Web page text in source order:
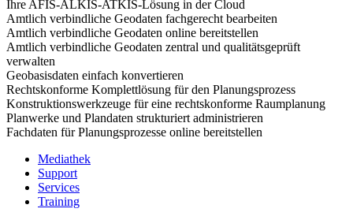
Ihre AFIS-ALKIS-ATKIS-Lösung in der Cloud
Amtlich verbindliche Geodaten fachgerecht bearbeiten
Amtlich verbindliche Geodaten online bereitstellen
Amtlich verbindliche Geodaten zentral und qualitätsgeprüft
verwalten
Geobasisdaten einfach konvertieren
Rechtskonforme Komplettlösung für den Planungsprozess
Konstruktionswerkzeuge für eine rechtskonforme Raumplanung
Planwerke und Plandaten strukturiert administrieren
Fachdaten für Planungsprozesse online bereitstellen
Mediathek
Support
Services
Training